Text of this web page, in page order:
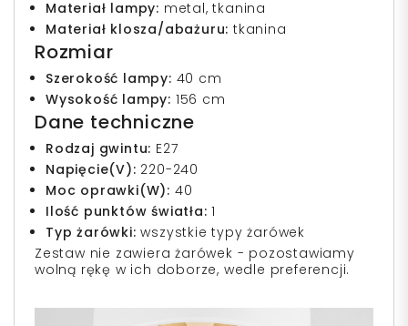
Materiał lampy: metal, tkanina
Materiał klosza/abażuru: tkanina
Rozmiar
Szerokość lampy: 40 cm
Wysokość lampy: 156 cm
Dane techniczne
Rodzaj gwintu: E27
Napięcie(V): 220-240
Moc oprawki(W): 40
Ilość punktów światła: 1
Typ żarówki: wszystkie typy żarówek
Zestaw nie zawiera żarówek - pozostawiamy
wolną rękę w ich doborze, wedle preferencji.